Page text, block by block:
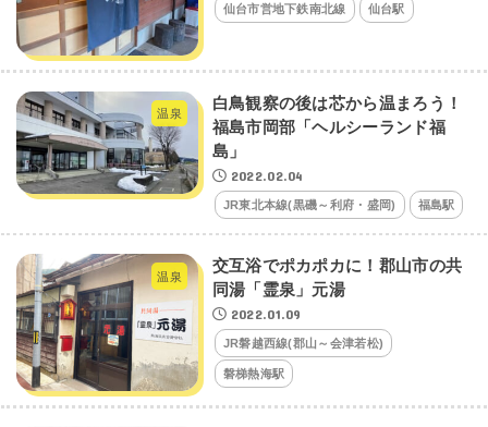
仙台市営地下鉄南北線 仙台駅
温泉
白鳥観察の後は芯から温まろう！
福島市岡部「ヘルシーランド福
島」
2022.02.04
JR東北本線(黒磯～利府・盛岡) 福島駅
温泉
交互浴でポカポカに！郡山市の共
同湯「霊泉」元湯
2022.01.09
JR磐越西線(郡山～会津若松)
磐梯熱海駅